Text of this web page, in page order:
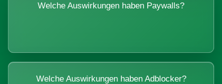
Welche Auswirkungen haben Paywalls?
Welche Auswirkungen haben Adblocker?